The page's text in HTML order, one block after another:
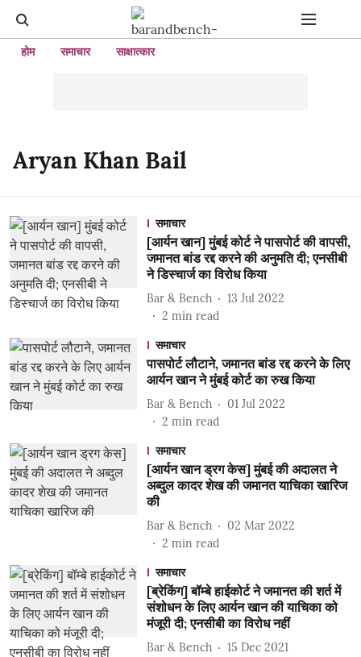
होम समाचार साक्षात्कार
Aryan Khan Bail
समाचार
[आर्यन खान] मुंबई कोर्ट ने पासपोर्ट की वापसी,
जमानत बांड रद्द करने की अनुमति दी; एनसीबी
ने डिस्चार्ज का विरोध किया
Bar & Bench
13 Jul 2022
2 min read
समाचार
पासपोर्ट लौटाने, जमानत बांड रद्द करने के लिए
आर्यन खान ने मुंबई कोर्ट का रुख किया
Bar & Bench
01 Jul 2022
2 min read
समाचार
[आर्यन खान ड्रग केस] मुंबई की अदालत ने
अब्दुल कादर शेख की जमानत याचिका खारिज
की
Bar & Bench
02 Mar 2022
2 min read
समाचार
[ब्रेकिंग] बॉम्बे हाईकोर्ट ने जमानत की शर्त में
संशोधन के लिए आर्यन खान की याचिका को
मंजूरी दी; एनसीबी का विरोध नहीं
Bar & Bench
15 Dec 2021